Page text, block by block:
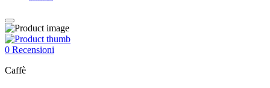
0 Recensioni
Caffè